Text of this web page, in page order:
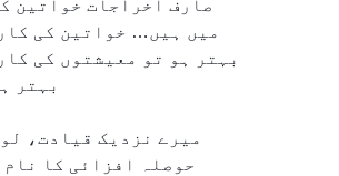
صارف اخراجات خواتین
میں ہیں… خواتین کی
بہتر ہو تو معیشتوں کی
بہتر
میرے نزدیک قیادت،
حوصلہ افزائی کا نام